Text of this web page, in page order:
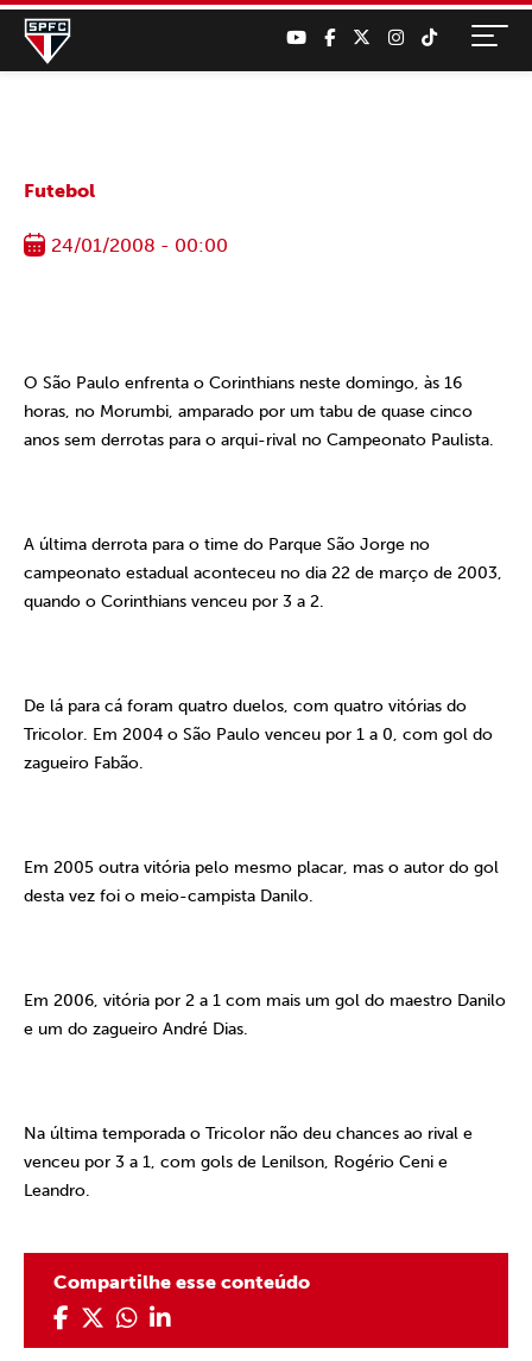
Futebol
24/01/2008 - 00:00
O São Paulo enfrenta o Corinthians neste domingo, às 16
horas, no Morumbi, amparado por um tabu de quase cinco
anos sem derrotas para o arqui-rival no Campeonato Paulista.
A última derrota para o time do Parque São Jorge no
campeonato estadual aconteceu no dia 22 de março de 2003,
quando o Corinthians venceu por 3 a 2.
De lá para cá foram quatro duelos, com quatro vitórias do
Tricolor. Em 2004 o São Paulo venceu por 1 a 0, com gol do
zagueiro Fabão.
Em 2005 outra vitória pelo mesmo placar, mas o autor do gol
desta vez foi o meio-campista Danilo.
Em 2006, vitória por 2 a 1 com mais um gol do maestro Danilo
e um do zagueiro André Dias.
Na última temporada o Tricolor não deu chances ao rival e
venceu por 3 a 1, com gols de Lenilson, Rogério Ceni e
Leandro.
Compartilhe esse conteúdo